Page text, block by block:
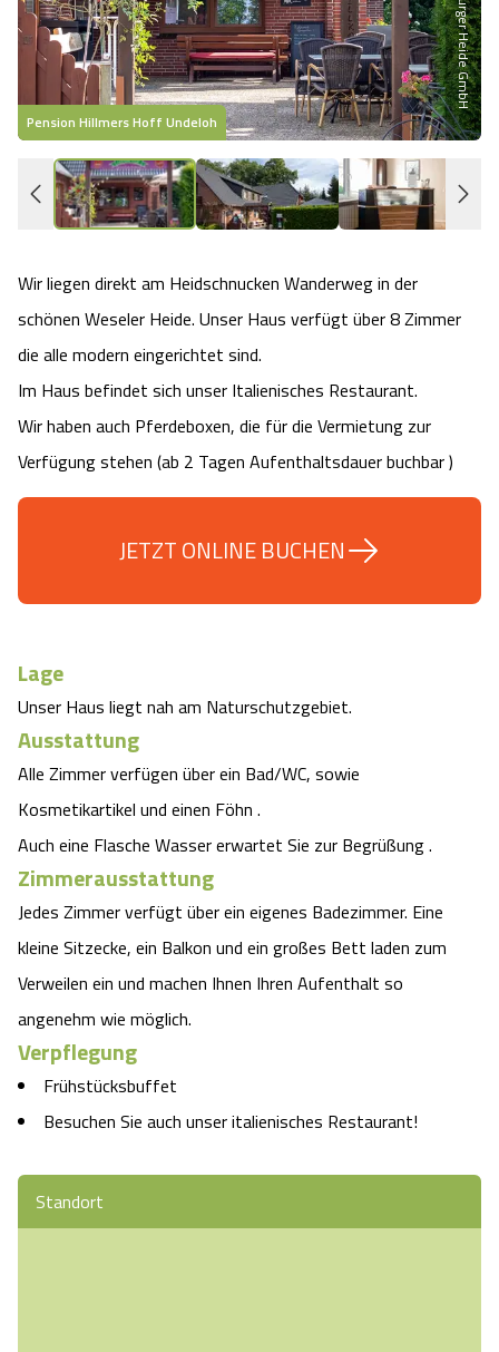
Heideflächen
Freizeitparks
Vital Urlaub
Städte
Ferienwohnungen
Ferienhäuser
Pensionen
Last Minute
Anreise
Kataloge
Videos
Naturpark Südheide
Naturerlebnis im Frühling
Naturerlebnis im Sommer
Naturerlebnis im Herbst
Naturerlebnis im Winter
Wandern
Fahrrad Urlaub
Tiere
HeideSpezialitäten
Unterkünfte
Naturhotels
Urlaub mit Hund
Urlaub auf dem Bauernhof
Landschaftsführungen
Quad Bahn Bispingen
Kletterparks
Designer Outlet Soltau
Abenteuerlabyrinth
Heide Himmel Baumwipfelpfad
Adventure Schnucken Golf
Serengeti Park
Weltvogelpark Walsrode
Wildpark Müden
Snow World Bispingen
Ralf Schumacher Kart & Bowl
Das verrückte Haus
Abenteuerland Trampolin-Park
Unterkünfte
Ausflugsziele
Thermen
Vegan, Fasten & Co.
Gesund & Fit
Balance
Wellness-Kurzurlaub
Wellness-Unterkünfte
THERMEplus® Unterkünfte
Veranstaltungen
Die Hansestadt Lüneburg
Sehenswürdigkeiten Lüneburg
Shopping Lüneburg
Kulinarisches Lüneburg
Unterkünfte Lüneburg
Veranstaltungen & Führungen Lüneburg
Die Residenzstadt Celle
Sehenswürdigkeiten Celle
Shopping Celle
Kulinarisches Celle
Veranstaltungen & Führungen Celle
Hoher Kontrast Modus:
Schriftgröße: A A A
Pension Hillmers Hoff Undeloh
Wir liegen direkt am Heidschnucken Wanderweg in der
schönen Weseler Heide. Unser Haus verfügt über 8 Zimmer
die alle modern eingerichtet sind.
Im Haus befindet sich unser Italienisches Restaurant.
Wir haben auch Pferdeboxen, die für die Vermietung zur
Verfügung stehen (ab 2 Tagen Aufenthaltsdauer buchbar )
Lage
Unser Haus liegt nah am Naturschutzgebiet.
Ausstattung
Alle Zimmer verfügen über ein Bad/WC, sowie
Kosmetikartikel und einen Föhn .
Auch eine Flasche Wasser erwartet Sie zur Begrüßung .
Zimmerausstattung
Jedes Zimmer verfügt über ein eigenes Badezimmer. Eine
kleine Sitzecke, ein Balkon und ein großes Bett laden zum
Verweilen ein und machen Ihnen Ihren Aufenthalt so
angenehm wie möglich.
Verpflegung
Frühstücksbuffet
Besuchen Sie auch unser italienisches Restaurant!
JETZT ONLINE BUCHEN
Standort